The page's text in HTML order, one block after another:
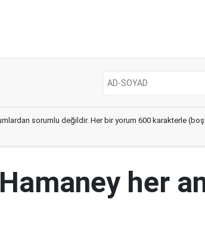
sorumlu değildir. Her bir yorum 600 karakterle
her